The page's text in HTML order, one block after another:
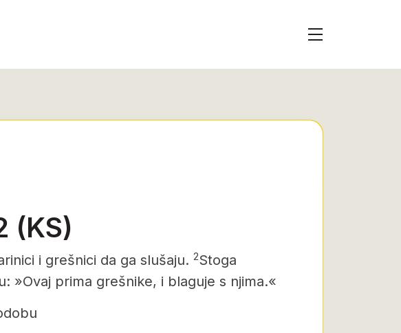
(KS)
i grešnici da ga slušaju. 2Stoga
»Ovaj prima grešnike, i blaguje s njima.«